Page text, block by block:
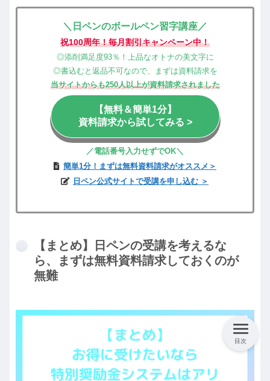
＼日ペンのボールペン習字講座／
祝100周年！毎月割引キャンペーン中！
◎添削満足度93％！上品なオトナの美文字に
◎書込むと返品不可なので、まずは資料請求を
当サイトからも250人以上が資料請求されました
【無料＆簡単1分】
資料請求から試してみる >
／電話番号入力せずでOK＼
簡単1分！まずは無料資料請求がオススメ＞
日ペン公式サイトで受講を申し込む ＞
【まとめ】日ペンの受講を考えるな
ら、まずは無料資料請求しておくのが
無難
目次